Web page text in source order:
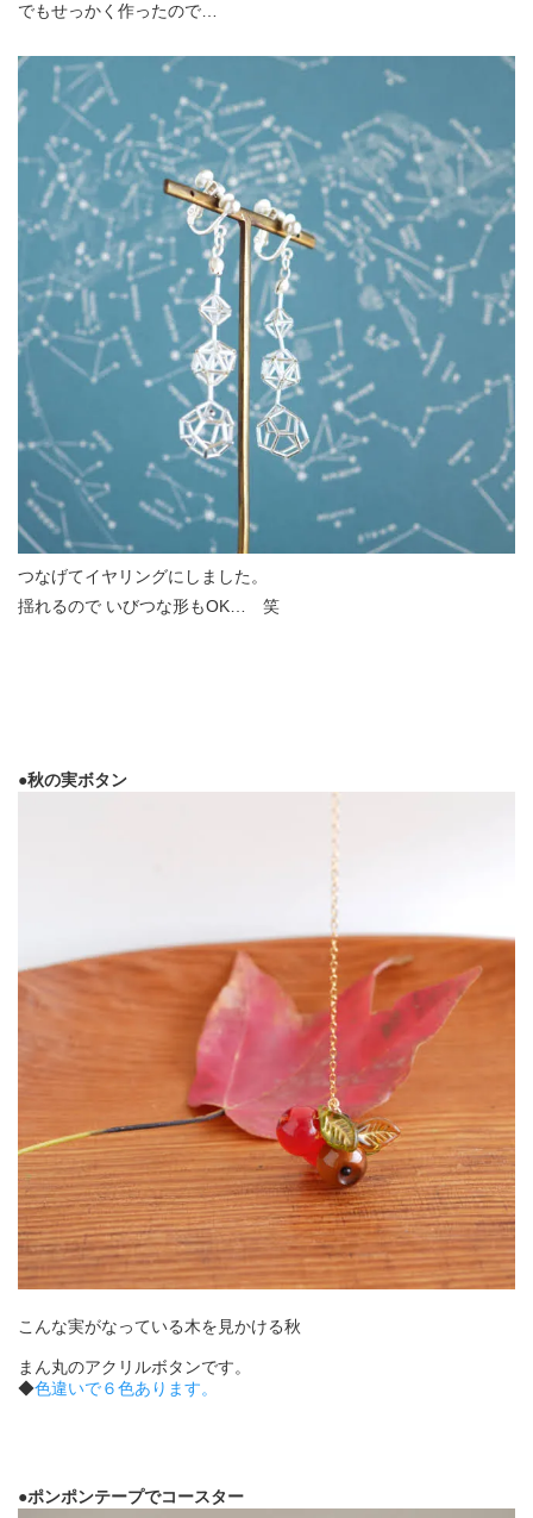
でもせっかく作ったので…
つなげてイヤリングにしました。
揺れるので いびつな形もOK… 笑
●秋の実ボタン
こんな実がなっている木を見かける秋
まん丸のアクリルボタンです。
◆色違いで６色あります。
●ポンポンテープでコースター